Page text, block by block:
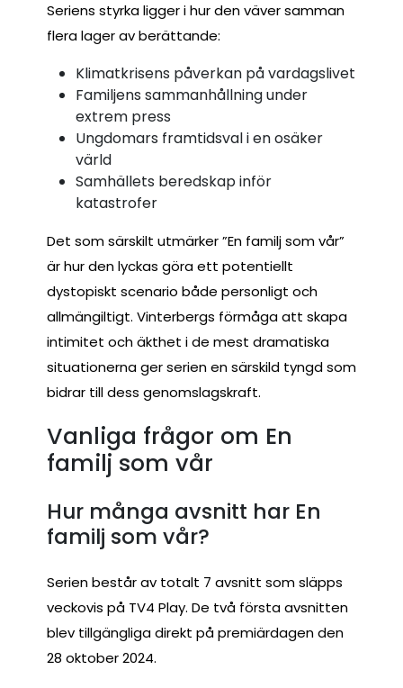
Seriens styrka ligger i hur den väver samman
flera lager av berättande:
Klimatkrisens påverkan på vardagslivet
Familjens sammanhållning under
extrem press
Ungdomars framtidsval i en osäker
värld
Samhällets beredskap inför
katastrofer
Det som särskilt utmärker ”En familj som vår”
är hur den lyckas göra ett potentiellt
dystopiskt scenario både personligt och
allmängiltigt. Vinterbergs förmåga att skapa
intimitet och äkthet i de mest dramatiska
situationerna ger serien en särskild tyngd som
bidrar till dess genomslagskraft.
Vanliga frågor om En
familj som vår
Hur många avsnitt har En
familj som vår?
Serien består av totalt 7 avsnitt som släpps
veckovis på TV4 Play. De två första avsnitten
blev tillgängliga direkt på premiärdagen den
28 oktober 2024.